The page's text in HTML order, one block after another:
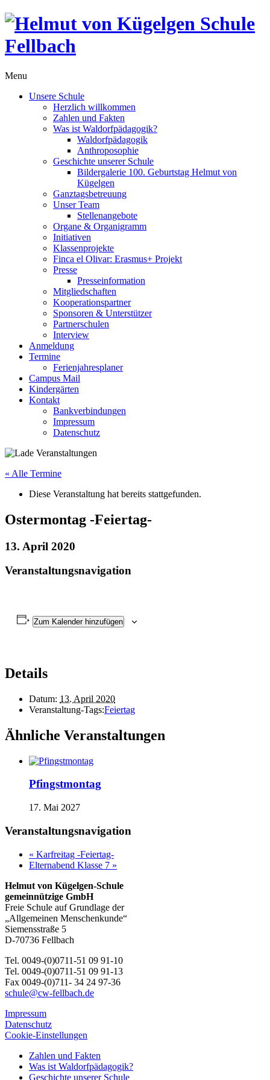
Menu
Unsere Schule
Herzlich willkommen
Zahlen und Fakten
Was ist Waldorfpädagogik?
Waldorfpädagogik
Anthroposophie
Geschichte unserer Schule
Bildergalerie 100. Geburtstag Helmut von
Kügelgen
Ganztagsbetreuung
Unser Team
Stellenangebote
Organe & Organigramm
Initiativen
Klassenprojekte
Finca el Olivar: Erasmus+ Projekt
Presse
Presseinformation
Mitgliedschaften
Kooperationspartner
Sponsoren & Unterstützer
Partnerschulen
Interview
Anmeldung
Termine
Ferienjahresplaner
Campus Mail
Kindergärten
Kontakt
Bankverbindungen
Impressum
Datenschutz
« Alle Termine
Diese Veranstaltung hat bereits stattgefunden.
Ostermontag -Feiertag-
13. April 2020
Veranstaltungsnavigation
Zum Kalender hinzufügen
Details
Datum: 13. April 2020
Veranstaltung-Tags:Feiertag
Ähnliche Veranstaltungen
Pfingstmontag
17. Mai 2027
Veranstaltungsnavigation
« Karfreitag -Feiertag-
Elternabend Klasse 7 »
Helmut von Kügelgen-Schule
gemeinnützige GmbH
Freie Schule auf Grundlage der
„Allgemeinen Menschenkunde“
Siemensstraße 5
D-70736 Fellbach
Tel. 0049-(0)0711-51 09 91-10
Tel. 0049-(0)0711-51 09 91-13
Fax 0049-(0)711- 34 24 97-36
schule@cw-fellbach.de
Impressum
Datenschutz
Cookie-Einstellungen
Zahlen und Fakten
Was ist Waldorfpädagogik?
Geschichte unserer Schule